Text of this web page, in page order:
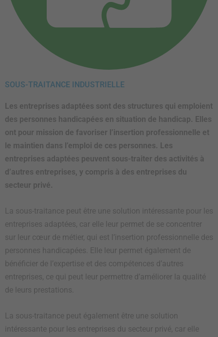
SOUS-TRAITANCE INDUSTRIELLE
Les entreprises adaptées sont des structures qui emploient
des personnes handicapées en situation de handicap. Elles
ont pour mission de favoriser l’insertion professionnelle et
le maintien dans l’emploi de ces personnes. Les
entreprises adaptées peuvent sous-traiter des activités à
d’autres entreprises, y compris à des entreprises du
secteur privé.
La sous-traitance peut être une solution intéressante pour les
entreprises adaptées, car elle leur permet de se concentrer
sur leur cœur de métier, qui est l’insertion professionnelle des
personnes handicapées. Elle leur permet également de
bénéficier de l’expertise et des compétences d’autres
entreprises, ce qui peut leur permettre d’améliorer la qualité
de leurs prestations.
La sous-traitance peut également être une solution
intéressante pour les entreprises du secteur privé, car elle